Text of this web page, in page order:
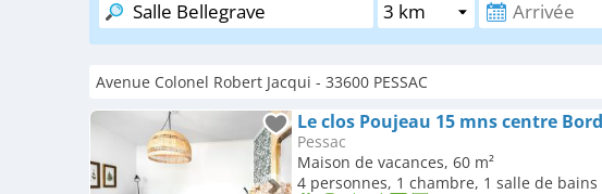
Avenue Colonel Robert Jacqui - 33600 PESSAC
Le clos Poujeau 15 mns centre
Pessac
Maison de vacances, 60 m²
4 personnes, 1 chambre, 1 salle de bains